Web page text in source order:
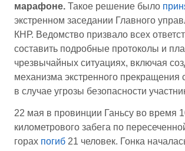
марафоне. Такое решение было
экстренном заседании Главного
КНР. Ведомство призвало всех
составить подробные протоколы и
чрезвычайных ситуациях, включая
механизма экстренного прекращения
в случае угрозы безопасности
22 мая в провинции Ганьсу во время
километрового забега по
горах погиб 21 человек. Гонка